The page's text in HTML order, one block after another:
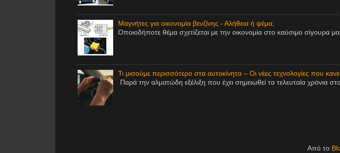
Μαγνήτες για οικονομία βενζίνης - Αλήθεια ή ψέμα;
Οποιοδήποτε θέμα σχετίζεται με την οικονομία στο καύσιμο
Τι μισούμε περισσότερο στα αυτοκίνητα – Οι νέες τεχνολογίες που
Παρά την αλματώδη εξέλιξη που έχει σημειωθεί τα τελευταία χρόνια
Από το